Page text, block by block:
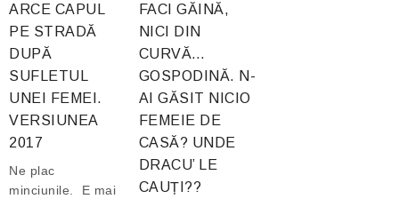
ARCE CAPUL
PE STRADĂ
DUPĂ
SUFLETUL
UNEI FEMEI.
VERSIUNEA
2017
Ne plac
minciunile. E mai
FACI GĂINĂ,
NICI DIN
CURVĂ…
GOSPODINĂ. N-
AI GĂSIT NICIO
FEMEIE DE
CASĂ? UNDE
DRACU’ LE
CAUȚI??